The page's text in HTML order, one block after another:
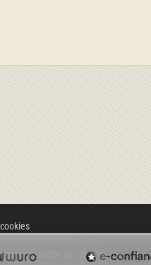
contenu illicite sur ce site